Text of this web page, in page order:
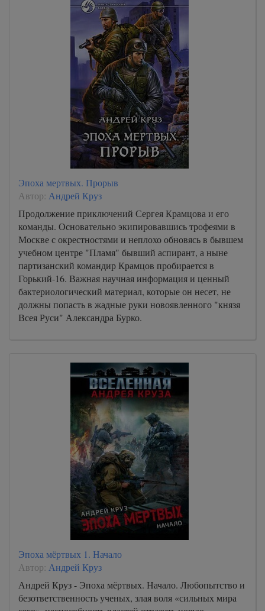
Эпоха мертвых. Прорыв
Автор: Андрей Круз
Продолжение приключений Сергея Крамцова и его
команды. Основательно экипировавшись трофеями в
Москве с окрестностями и неплохо обновясь в бывшем
учебном центре "Пламя" бывший аспирант, а ныне
партизанский командир Крамцов пробирается в
Горький-16. Важная научная информация и ценный
бактериологический материал, которые он несет, не
должны попасть в жадные руки новоявленного "князя
Всея Руси" Александра Бурко.
Эпоха мёртвых 1. Начало
Автор: Андрей Круз
Андрей Круз - Эпоха мёртвых. Начало. Любопытство и
безответственность ученых, злая воля «сильных мира